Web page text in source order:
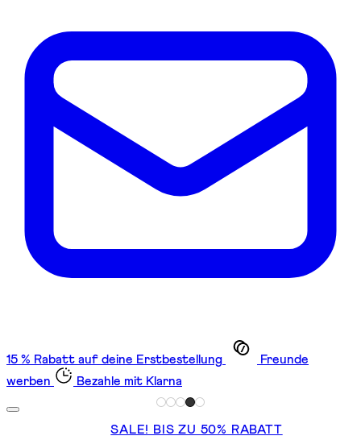
15 % Rabatt auf deine Erstbestellung
Freunde
werben
Bezahle mit Klarna
SALE! BIS ZU 50% RABATT